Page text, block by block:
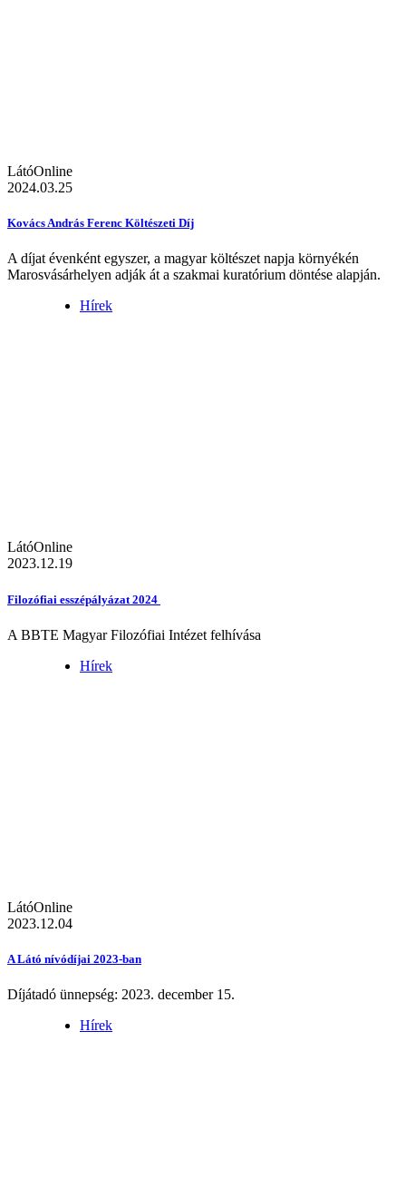
LátóOnline
2024.03.25
Kovács András Ferenc Költészeti Díj
A díjat évenként egyszer, a magyar költészet napja környékén
Marosvásárhelyen adják át a szakmai kuratórium döntése alapján.
Hírek
LátóOnline
2023.12.19
Filozófiai esszépályázat 2024
A BBTE Magyar Filozófiai Intézet felhívása
Hírek
LátóOnline
2023.12.04
A Látó nívódíjai 2023-ban
Díjátadó ünnepség: 2023. december 15.
Hírek